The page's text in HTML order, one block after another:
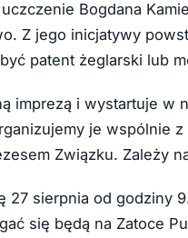
Bogdana
Z jego inicjatywy
patent żeglarski lub
imprezą i wystartuje w
je wspólnie
Związku. Zależy
27 sierpnia od godziny
się będą na Zatoce